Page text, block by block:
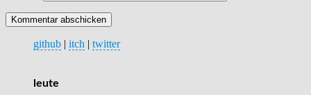
github | itch | twitter
leute